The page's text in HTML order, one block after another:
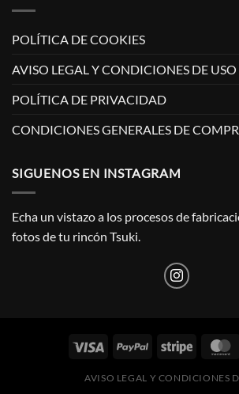
POLÍTICA DE COOKIES
AVISO LEGAL Y CONDICIONES DE USO
POLÍTICA DE PRIVACIDAD
CONDICIONES GENERALES DE
SIGUENOS EN INSTAGRAM
Echa un vistazo a los procesos de
fotos de tu rincón Tsuki.
AVISO LEGAL Y CONDICIONES